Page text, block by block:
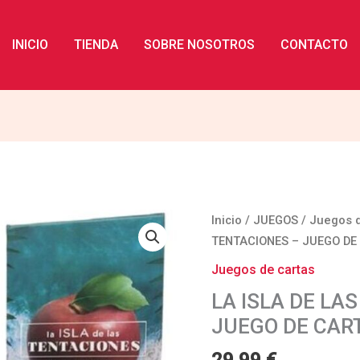
INICIO TIENDA SOBRE NOSOTROS CONTACTO
Inicio / JUEGOS / Juegos
TENTACIONES – JUEGO
Juegos de cartas
LA ISLA DE
JUEGO DE
LA
ISLA
DE
TENTACIONES